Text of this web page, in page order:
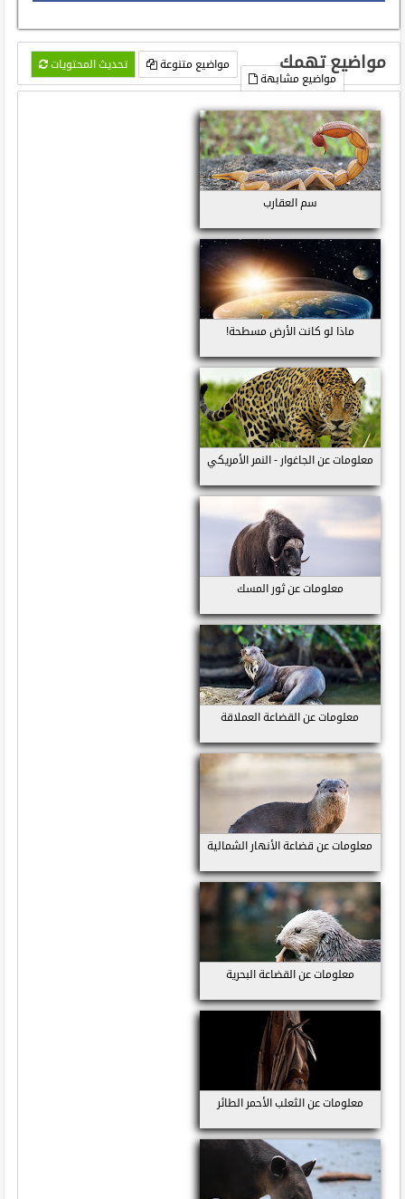
مواضيع تهمك تحديث المحتويات
مواضيع متنوعة
مواضيع مشابهة
سم العقارب
ماذا لو كانت الأرض مسطحة!
معلومات عن الجاغوار - النمر الأمريكي
معلومات عن ثور المسك
معلومات عن القضاعة العملاقة
معلومات عن قضاعة الأنهار الشمالية
معلومات عن القضاعة البحرية
معلومات عن الثعلب الأحمر الطائر